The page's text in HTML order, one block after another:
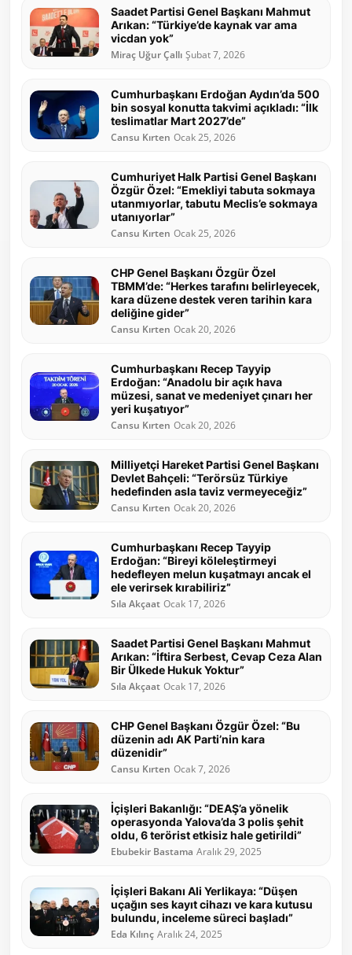
Saadet Partisi Genel Başkanı Mahmut
Arıkan: “Türkiye’de kaynak var ama
vicdan yok”
Miraç Uğur Çallı Şubat 7, 2026
Cumhurbaşkanı Erdoğan Aydın’da 500
bin sosyal konutta takvimi açıkladı: “İlk
teslimatlar Mart 2027’de”
Cansu Kırten Ocak 25, 2026
Cumhuriyet Halk Partisi Genel Başkanı
Özgür Özel: “Emekliyi tabuta sokmaya
utanmıyorlar, tabutu Meclis’e sokmaya
utanıyorlar”
Cansu Kırten Ocak 25, 2026
CHP Genel Başkanı Özgür Özel
TBMM’de: “Herkes tarafını belirleyecek,
kara düzene destek veren tarihin kara
deliğine gider”
Cansu Kırten Ocak 20, 2026
Cumhurbaşkanı Recep Tayyip
Erdoğan: “Anadolu bir açık hava
müzesi, sanat ve medeniyet çınarı her
yeri kuşatıyor”
Cansu Kırten Ocak 20, 2026
Milliyetçi Hareket Partisi Genel Başkanı
Devlet Bahçeli: “Terörsüz Türkiye
hedefinden asla taviz vermeyeceğiz”
Cansu Kırten Ocak 20, 2026
Cumhurbaşkanı Recep Tayyip
Erdoğan: “Bireyi köleleştirmeyi
hedefleyen melun kuşatmayı ancak el
ele verirsek kırabiliriz”
Sıla Akçaat Ocak 17, 2026
Saadet Partisi Genel Başkanı Mahmut
Arıkan: “İftira Serbest, Cevap Ceza Alan
Bir Ülkede Hukuk Yoktur”
Sıla Akçaat Ocak 17, 2026
CHP Genel Başkanı Özgür Özel: “Bu
düzenin adı AK Parti’nin kara
düzenidir”
Cansu Kırten Ocak 7, 2026
İçişleri Bakanlığı: “DEAŞ’a yönelik
operasyonda Yalova’da 3 polis şehit
oldu, 6 terörist etkisiz hale getirildi”
Ebubekir Bastama Aralık 29, 2025
İçişleri Bakanı Ali Yerlikaya: “Düşen
uçağın ses kayıt cihazı ve kara kutusu
bulundu, inceleme süreci başladı”
Eda Kılınç Aralık 24, 2025